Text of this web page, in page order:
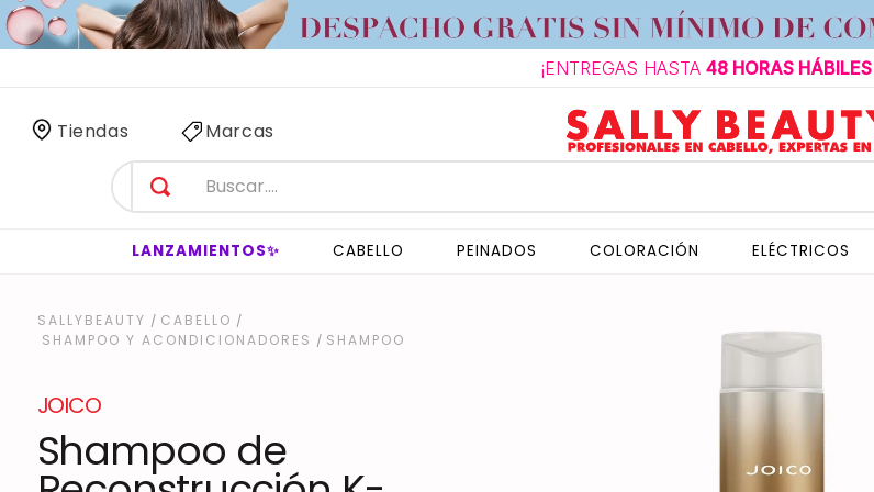
¡ENTREGAS HASTA 48 HORAS
Tiendas Marcas
LANZAMIENTOS✨ CABELLO PEINADOS COLORACIÓN ELÉCTRICOS
CABELLO
SHAMPOO Y ACONDICIONADORES
SHAMPOO
JOICO
Shampoo de